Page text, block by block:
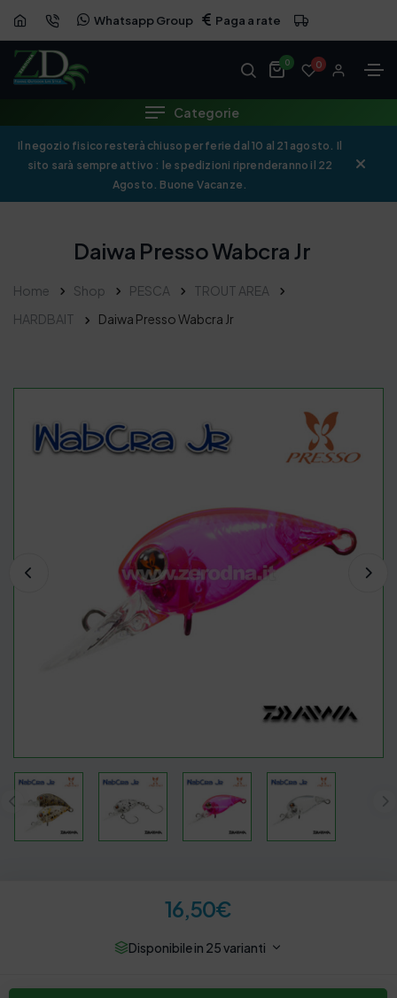
Whatsapp Group Paga a rate
0 0
Categorie
Il negozio fisico resterà chiuso per ferie dal 10 al 21 agosto. Il
sito sarà sempre attivo : le spedizioni riprenderanno il 22
Agosto. Buone Vacanze.
Daiwa Presso Wabcra Jr
Home Shop PESCA
TROUT AREA
HARDBAIT
Daiwa Presso Wabcra Jr
16,50€
Disponibile in 25 varianti